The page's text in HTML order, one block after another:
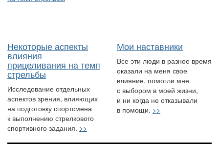
Некоторые аспекты
влияния
прицеливания на темп
стрельбы
Исследование отдельных
аспектов зрения, влияющих
на подготовку спортсмена
к выполнению стрелкового
спортивного задания. >>
Мои наставники
Все эти люди в разное время
оказали на меня свое
влияние, помогли мне
с выбором в моей жизни,
и ни когда не отказывали
в помощи. >>